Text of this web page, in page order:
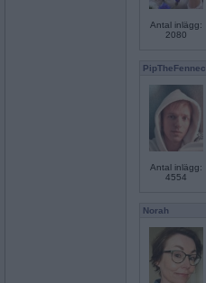
Antal inlägg:
2080
PipTheFennec
Antal inlägg:
4554
Norah